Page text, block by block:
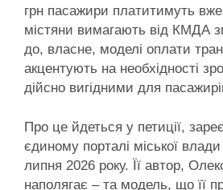
грн пасажири платитимуть
містяни вимагають від КМДА
до, власне, моделі оплати
акцентують на необхідності
дійсно вигідними для
Про це йдеться у петиції,
єдиному порталі міської
липня 2026 року. Її автор,
наполягає – та модель, що її